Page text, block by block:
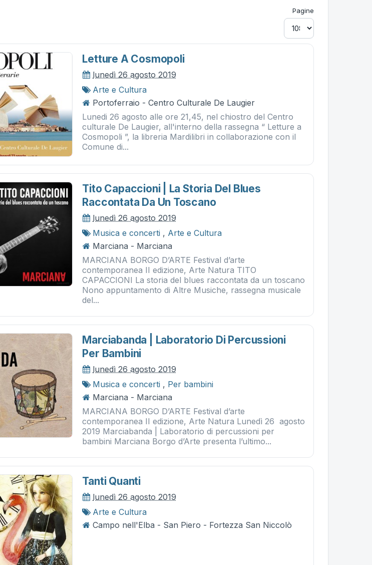
Pagine
Letture A Cosmopoli
lunedì 26 agosto 2019
Arte e Cultura
Portoferraio - Centro Culturale De Laugier
Lunedi 26 agosto alle ore 21,45, nel chiostro del Centro
culturale De Laugier, all'interno della rassegna “ Letture a
Cosmopoli ”, la libreria Mardilibri in collaborazione con il
Comune di...
Tito Capaccioni | La Storia Del Blues
Raccontata Da Un Toscano
lunedì 26 agosto 2019
Musica e concerti , Arte e Cultura
Marciana - Marciana
MARCIANA BORGO D’ARTE Festival d’arte
contemporanea II edizione, Arte Natura TITO
CAPACCIONI La storia del blues raccontata da un toscano
Nono appuntamento di Altre Musiche, rassegna musicale
del...
Marciabanda | Laboratorio Di Percussioni
Per Bambini
lunedì 26 agosto 2019
Musica e concerti , Per bambini
Marciana - Marciana
MARCIANA BORGO D’ARTE Festival d’arte
contemporanea II edizione, Arte Natura Lunedì 26 agosto
2019 Marciabanda | Laboratorio di percussioni per
bambini Marciana Borgo d’Arte presenta l’ultimo...
Tanti Quanti
lunedì 26 agosto 2019
Arte e Cultura
Campo nell'Elba - San Piero - Fortezza San Niccolò